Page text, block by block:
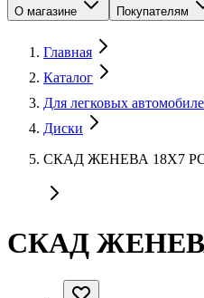
О магазине Покупателям
Главная
Каталог
Для легковых
Диски
СКАД ЖЕНЕВА 18X7
СКАД ЖЕНЕВА